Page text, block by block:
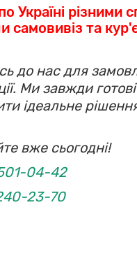
Україні різними
самовивіз та
до нас для
Ми завжди
ідеальне
вже сьогодні!
04-42
23-70